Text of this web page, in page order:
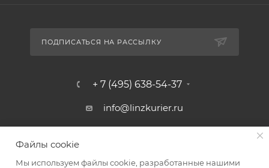
ПОДПИСАТЬСЯ НА РАССЫЛКУ
+ 7 (495) 638-54-37
info@linzkurier.ru
Файлы cookie
Мы используем файлы cookie, разработанные нашими